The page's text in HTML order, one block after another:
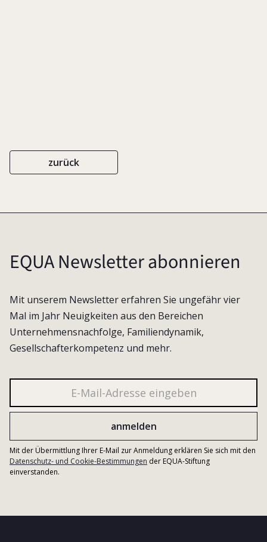
zurück
EQUA Newsletter abonnieren
Mit unserem Newsletter erfahren Sie ungefähr vier
Mal im Jahr Neuigkeiten aus den Bereichen
Unternehmensnachfolge, Familiendynamik,
Gesellschafterkompetenz und mehr.
Mit der Übermittlung Ihrer E-Mail zur Anmeldung erklären Sie sich mit den
Datenschutz- und Cookie-Bestimmungen der EQUA-Stiftung
einverstanden.